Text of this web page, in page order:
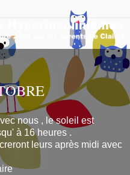
nous , le soleil est
à 16 heures .
leurs après midi avec